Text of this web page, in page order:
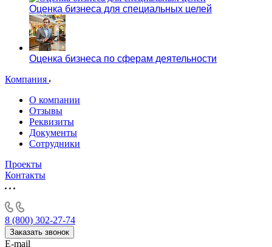
Оценка бизнеса для специальных целей
Оценка бизнеса по сферам деятельности
Компания
О компании
Отзывы
Реквизиты
Документы
Сотрудники
Проекты
Контакты
8 (800) 302-27-74
Заказать звонок
E-mail